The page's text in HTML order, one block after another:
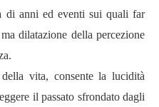
di anni ed eventi sui quali far
dilatazione della percezione
vita, consente la lucidità
il passato sfrondato dagli